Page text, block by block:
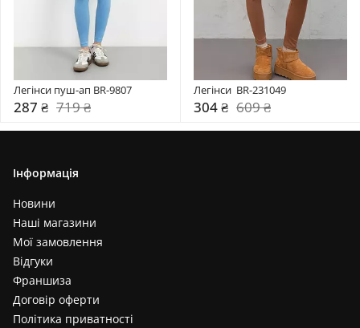
Легінси пуш-ап BR-9807
287 ₴ 719 ₴
Легінси  BR-231049
304 ₴ 609 ₴
Інформація
Новини
Наші магазини
Мої замовлення
Відгуки
Франшиза
Договір оферти
Політика приватності